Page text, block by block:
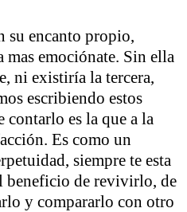
su encanto propio,
emociónate. Sin ella
ni existiría la tercera,
escribiendo estos
contarlo es la que a la
Es como un
siempre te esta
beneficio de revivirlo, de
y compararlo con otro